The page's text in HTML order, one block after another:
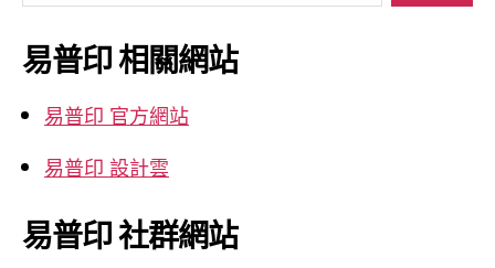
關
鍵
字:
易普印 相關網站
易普印 官方網站
易普印 設計雲
易普印 社群網站